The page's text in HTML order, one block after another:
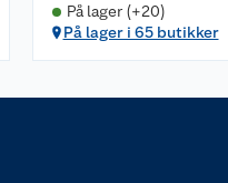
På lager (+20)
På lager i 65 butikker